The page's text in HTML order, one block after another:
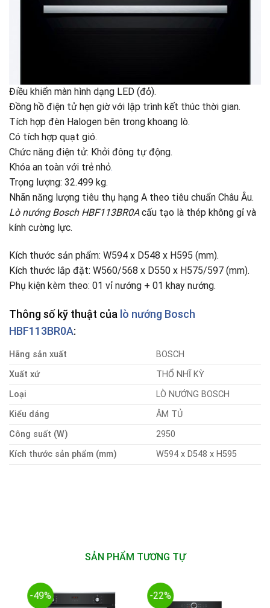
Điều khiển màn hình dạng LED (đỏ).
Đồng hồ điện tử hẹn giờ với lập trình kết thúc thời gian.
Tích hợp đèn Halogen bên trong khoang lò.
Có tích hợp quạt gió.
Chức năng điện tử: Khởi đông tự động.
Khóa an toàn với trẻ nhỏ.
Trọng lượng: 32.499 kg.
Nhãn năng lượng tiêu thụ hạng A theo tiêu chuẩn Châu Âu.
Lò nướng Bosch HBF113BR0Acấu tạo là thép không gỉ và
kính cường lực.
Kích thước sản phẩm: W594 x D548 x H595 (mm).
Kích thước lắp đặt: W560/568 x D550 x H575/597 (mm).
Phụ kiện kèm theo: 01 vỉ nướng + 01 khay nướng.
Thông số kỹ thuật của lò nướng Bosch
HBF113BR0A:
Hãng sản xuất
BOSCH
Xuất xứ
THỔ NHĨ KỲ
Loại
LÒ NƯỚNG BOSCH
Kiểu dáng
ÂM TỦ
Công suất (W)
2950
Kích thước sản phẩm (mm)
W594 x D548 x H595
SẢN PHẨM TƯƠNG TỰ
-49% -22%